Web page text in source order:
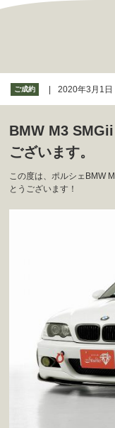
ご成約 2020年3月1日
BMW M3
ございます。
この度は、ポルシェBMW
とうございます！